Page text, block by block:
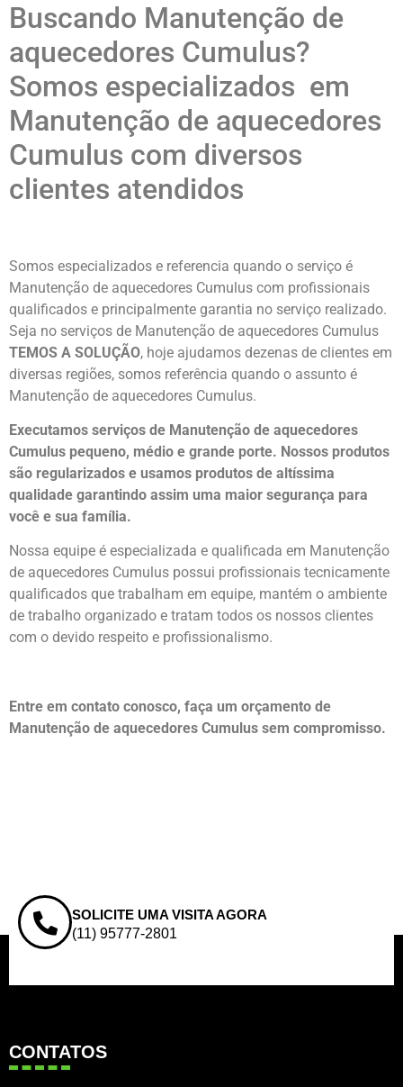
Buscando Manutenção de
aquecedores Cumulus?
Somos especializados em
Manutenção de aquecedores
Cumulus com diversos
clientes atendidos
Somos especializados e referencia quando o serviço é
Manutenção de aquecedores Cumulus com profissionais
qualificados e principalmente garantia no serviço realizado.
Seja no serviços de Manutenção de aquecedores Cumulus
TEMOS A SOLUÇÃO, hoje ajudamos dezenas de clientes em
diversas regiões, somos referência quando o assunto é
Manutenção de aquecedores Cumulus.
Executamos serviços de Manutenção de aquecedores
Cumulus pequeno, médio e grande porte. Nossos produtos
são regularizados e usamos produtos de altíssima
qualidade garantindo assim uma maior segurança para
você e sua família.
Nossa equipe é especializada e qualificada em Manutenção
de aquecedores Cumulus possui profissionais tecnicamente
qualificados que trabalham em equipe, mantém o ambiente
de trabalho organizado e tratam todos os nossos clientes
com o devido respeito e profissionalismo.
Entre em contato conosco, faça um orçamento de
Manutenção de aquecedores Cumulus sem compromisso.
SOLICITE UMA VISITA AGORA
(11) 95777-2801
CONTATOS